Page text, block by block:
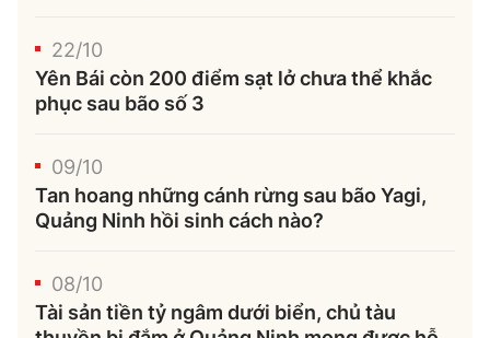
22/10
Yên Bái còn 200 điểm sạt lở chưa thể khắc
phục sau bão số 3
09/10
Tan hoang những cánh rừng sau bão Yagi,
Quảng Ninh hồi sinh cách nào?
08/10
Tài sản tiền tỷ ngâm dưới biển, chủ tàu